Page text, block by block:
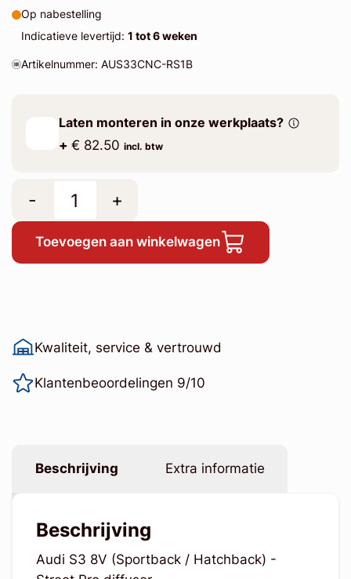
Op nabestelling
Indicatieve levertijd: 1 tot 6 weken
Artikelnummer: AUS33CNC-RS1B
Laten monteren in onze werkplaats?
+ € 82.50 incl. btw
- +
Toevoegen aan winkelwagen
Kwaliteit, service & vertrouwd
Klantenbeoordelingen 9/10
Beschrijving Extra informatie
Beschrijving
Audi S3 8V (Sportback / Hatchback) -